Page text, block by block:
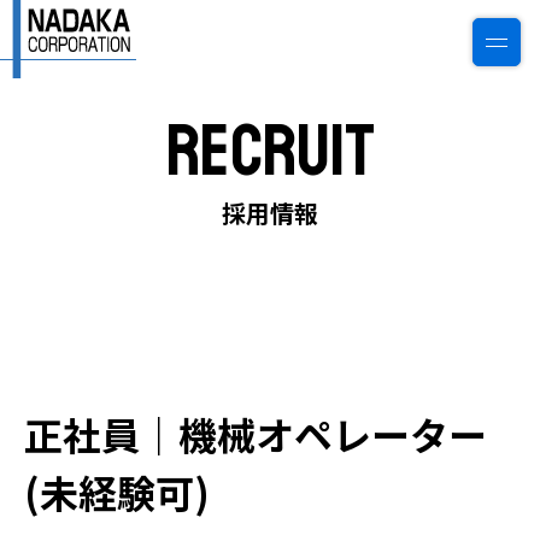
0774-22-6784
ご相談・見積もり
会社情報
事業案内
Recruit
採用情報
正社員｜機械オペレーター
(未経験可)